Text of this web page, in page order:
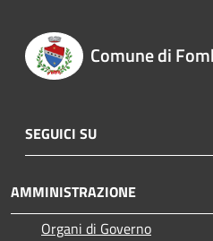
Comune di
SEGUICI SU
AMMINISTRAZIONE
Organi di Governo